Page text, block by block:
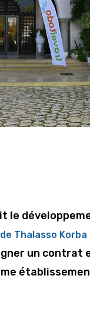
le
Thalasso Korba
un contrat